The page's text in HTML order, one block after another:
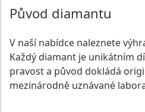
Původ diamantu
V naší nabídce naleznete
Každý diamant je unikátním
pravost a původ dokládá
mezinárodně uznávané